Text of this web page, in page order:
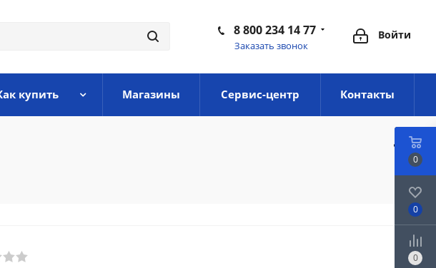
Войти
8 800 234 14 77
Заказать звонок
купить Магазины Сервис-центр Контакты
0
0
0